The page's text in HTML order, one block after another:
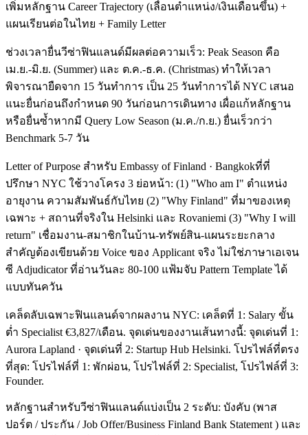
เพิ่มหลักฐาน Career Trajectory (เลื่อนตำแหน่ง/เงินเดือนขึ้น) +
แผนเรียนต่อในไทย + Family Letter
ช่วงเวลายื่นวีซ่าฟินแลนด์มีผลต่อความเร็ว: Peak Season คือ
เม.ย.-มิ.ย. (Summer) และ ต.ค.-ธ.ค. (Christmas) ทำให้เวลา
พิจารณายืดจาก 15 วันทำการ เป็น 25 วันทำการได้ NYC เสนอ
แนะยื่นก่อนถึงกำหนด 90 วันก่อนการเดินทาง เผื่อแก้หลักฐาน
หรือยื่นซ้ำหากมี Query Low Season (ม.ค./ก.ย.) ยื่นเร็วกว่า
Benchmark 5-7 วัน
Letter of Purpose สำหรับ Embassy of Finland · Bangkokที่ที่
ปรึกษา NYC ใช้วางโครง 3 ย่อหน้า: (1) "Who am I" ตำแหน่ง
อายุงาน ความสัมพันธ์กับไทย (2) "Why Finland" ที่มาของเหตุ
เฉพาะ + สถานที่จริงใน Helsinki และ Rovaniemi (3) "Why I will
return" เชื่อมงาน-สมาชิกในบ้าน-ทรัพย์สิน-แผนระยะกลาง
สำคัญต้องเขียนด้วย Voice ของ Applicant จริง ไม่ใช่ภาษาเอเจน
ซี Adjudicator ที่อ่านวันละ 80-100 แฟ้มจับ Pattern Template ได้
แบบทันควัน
เคล็ดลับเฉพาะฟินแลนด์จากผลงาน NYC: เคล็ดที่ 1: Salary ขั้น
ต่ำ Specialist €3,827/เดือน. จุดเด่นของงานเส้นทางนี้: จุดเด่นที่ 1:
Aurora Lapland · จุดเด่นที่ 2: Startup Hub Helsinki. โปรไฟล์ที่ตรง
ที่สุด: โปรไฟล์ที่ 1: พักผ่อน, โปรไฟล์ที่ 2: Specialist, โปรไฟล์ที่ 3:
Founder.
หลักฐานสำหรับวีซ่าฟินแลนด์แบ่งเป็น 2 ระดับ: บังคับ (พาส
ปอร์ต / ประกัน / Job Offer/Business Finland Bank Statement ) และ